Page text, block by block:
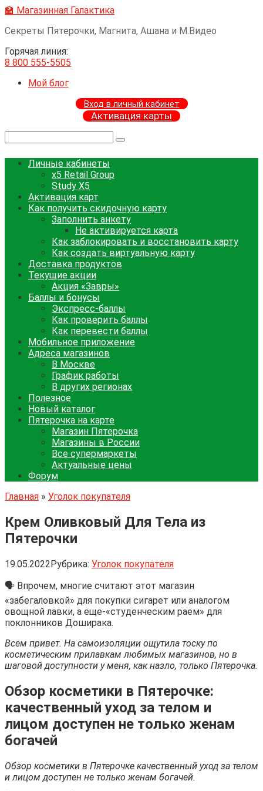
Перейти
контенту
🏫 Магазинная Галактика
Секреты Пятерочки, Магнита, Ашана и М.Видео
Горячая линия:
8 800 555-5505
Мой блог
Вход в личный кабинет
Активация карты
Личные кабинеты
x5 Retail Group
Study X5
Активация карт
Как получить скидочную карту
Заполнить анкету
Не активируется карта
Как заблокировать и восстановить карту
Как создать виртуальную карту
Доставка продуктов
Текущие акции
Акция «Завры»
Баллы и бонусы
Экспресс-баллы
Как проверить баллы
Как перевести баллы
Мобильное приложение
Адреса магазинов
В Москве
График работы
В других регионах
Полезное
Новый каталог
Пятерочка на карте
Магазин Пятерочка
Магазины в России
Все супермаркеты
Актуальные цены
Форум
Главная » Уголок покупателя
Крем Оливковый Для Тела из
Пятерочки
19.05.2022Рубрика: Уголок покупателя
🗣 Впрочем, многие считают этот магазин
«забегаловкой» для покупки сигарет или аналогом
овощной лавки, а еще-«студенческим раем» для
поклонников Доширака.
Всем привет. На самоизоляции ощутила тоску по
косметическим прилавкам любимых магазинов, но в
шаговой доступности у меня, как назло, только Пятерочка.
Обзор косметики в Пятерочке:
качественный уход за телом и
лицом доступен не только женам
богачей
Обзор косметики в Пятерочке качественный уход за телом
и лицом доступен не только женам богачей.